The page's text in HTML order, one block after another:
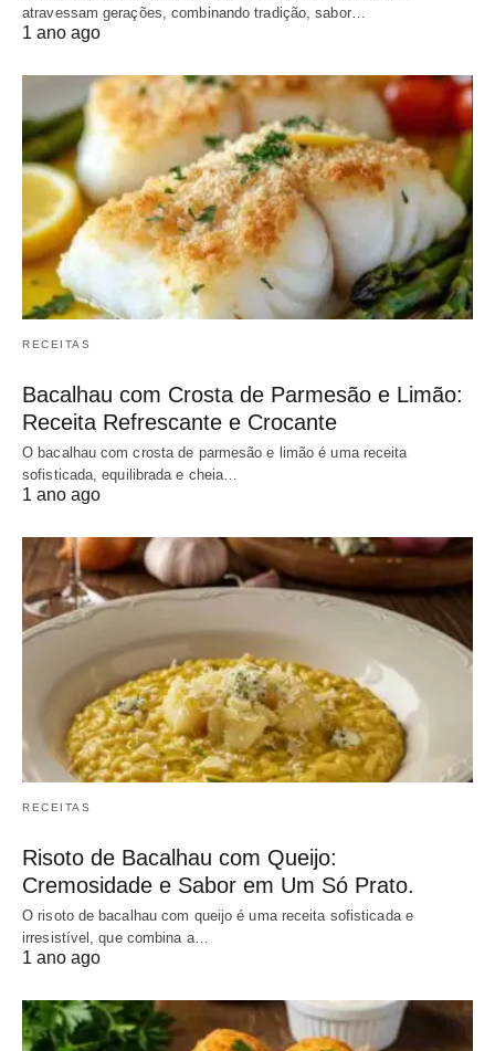
atravessam gerações, combinando tradição, sabor…
1 ano ago
RECEITAS
Bacalhau com Crosta de Parmesão e Limão:
Receita Refrescante e Crocante
O bacalhau com crosta de parmesão e limão é uma receita
sofisticada, equilibrada e cheia…
1 ano ago
RECEITAS
Risoto de Bacalhau com Queijo:
Cremosidade e Sabor em Um Só Prato.
O risoto de bacalhau com queijo é uma receita sofisticada e
irresistível, que combina a…
1 ano ago